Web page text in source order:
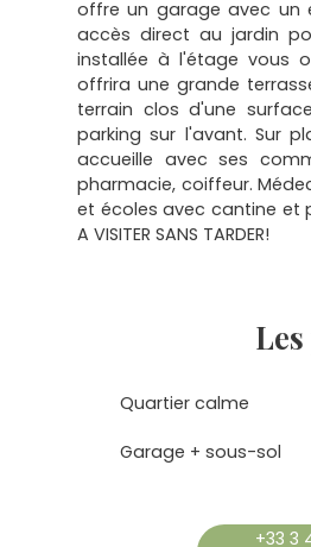
offre un garage avec un
accès direct au jardin
installée à l'étage vous
offrira une grande
terrain clos d'une
parking sur l'avant. Sur
accueille avec ses
pharmacie, coiffeur.
et écoles avec cantine et
A VISITER SANS TARDER!
Quartier calme
Garage + sous-sol
+33 3